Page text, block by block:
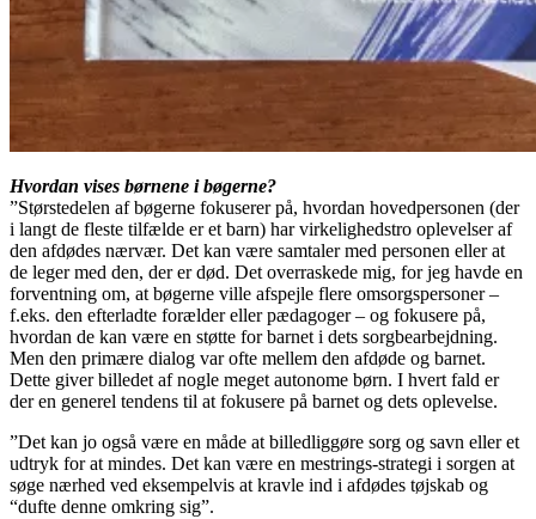
Hvordan vises børnene i bøgerne?
”Størstedelen af bøgerne fokuserer på, hvordan hovedpersonen (der
i langt de fleste tilfælde er et barn) har virkelighedstro oplevelser af
den afdødes nærvær. Det kan være samtaler med personen eller at
de leger med den, der er død. Det overraskede mig, for jeg havde en
forventning om, at bøgerne ville afspejle flere omsorgspersoner –
f.eks. den efterladte forælder eller pædagoger – og fokusere på,
hvordan de kan være en støtte for barnet i dets sorgbearbejdning.
Men den primære dialog var ofte mellem den afdøde og barnet.
Dette giver billedet af nogle meget autonome børn. I hvert fald er
der en generel tendens til at fokusere på barnet og dets oplevelse.
”Det kan jo også være en måde at billedliggøre sorg og savn eller et
udtryk for at mindes. Det kan være en mestrings-strategi i sorgen at
søge nærhed ved eksempelvis at kravle ind i afdødes tøjskab og
“dufte denne omkring sig”.